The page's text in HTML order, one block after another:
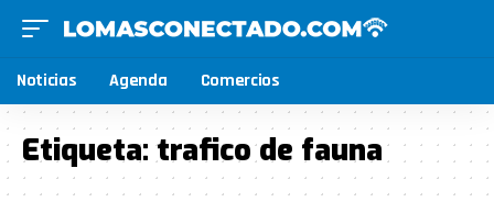
Noticias Agenda Comercios
Etiqueta:trafico de fauna